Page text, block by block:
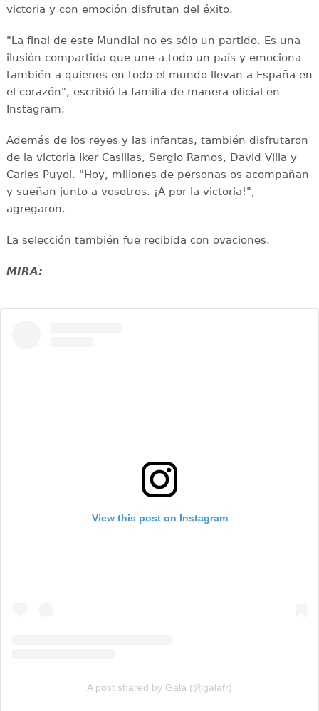
victoria y con emoción disfrutan del éxito.
"La final de este Mundial no es sólo un partido. Es una
ilusión compartida que une a todo un país y emociona
también a quienes en todo el mundo llevan a España en
el corazón", escribió la familia de manera oficial en
Instagram.
Además de los reyes y las infantas, también disfrutaron
de la victoria Iker Casillas, Sergio Ramos, David Villa y
Carles Puyol. "Hoy, millones de personas os acompañan
y sueñan junto a vosotros. ¡A por la victoria!",
agregaron.
La selección también fue recibida con ovaciones.
MIRA:
View this post on Instagram
A post shared by Gala (@galafr)